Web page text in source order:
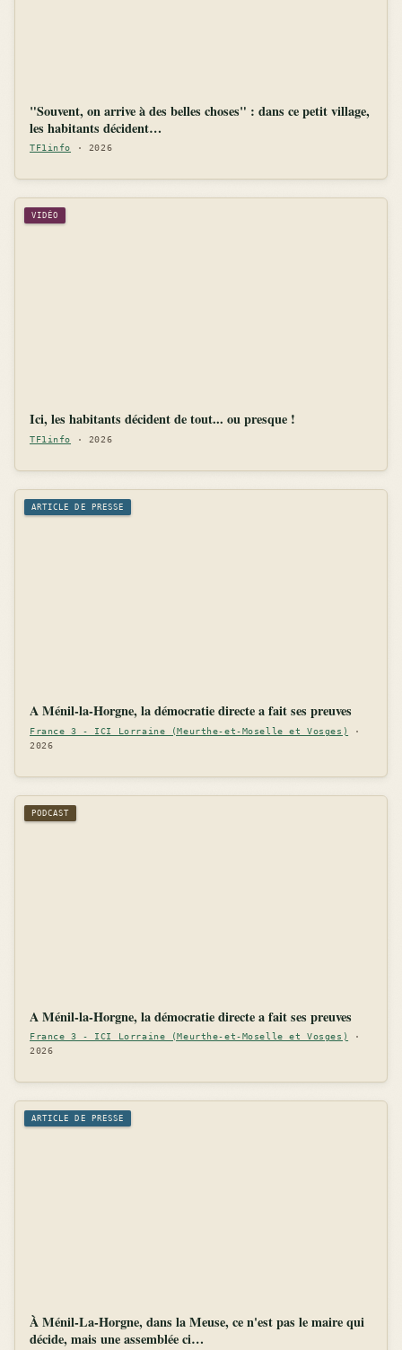
"Souvent, on arrive à des belles choses" : dans ce petit village,
les habitants décident…
TF1info · 2026
VIDÉO
Ici, les habitants décident de tout... ou presque !
TF1info · 2026
ARTICLE DE PRESSE
A Ménil-la-Horgne, la démocratie directe a fait ses preuves
France 3 - ICI Lorraine (Meurthe-et-Moselle et Vosges)
·
2026
PODCAST
A Ménil-la-Horgne, la démocratie directe a fait ses preuves
France 3 - ICI Lorraine (Meurthe-et-Moselle et Vosges)
·
2026
ARTICLE DE PRESSE
À Ménil-La-Horgne, dans la Meuse, ce n'est pas le maire qui
décide, mais une assemblée ci…